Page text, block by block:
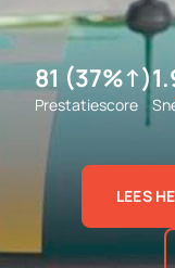
81 (37%↑)
Prestatiescore
LEES